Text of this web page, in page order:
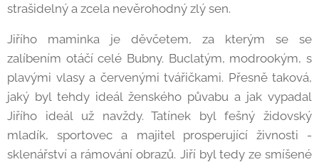
strašidelný a zcela nevěrohodný zlý sen.
Jiřího maminka je děvčetem, za kterým se se
zalíbením otáčí celé Bubny. Buclatým, modrookým, s
plavými vlasy a červenými tvářičkami. Přesně taková,
jaký byl tehdy ideál ženského půvabu a jak vypadal
Jiřího ideál už navždy. Tatínek byl fešný židovský
mladík, sportovec a majitel prosperující živnosti -
sklenářství a rámování obrazů. Jiří byl tedy ze smíšené